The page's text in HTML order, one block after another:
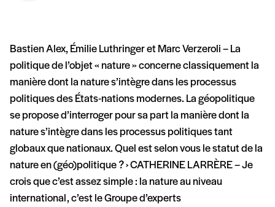
Bastien Alex, Émilie Luthringer et Marc Verzeroli – La
politique de l’objet « nature » concerne classiquement la
manière dont la nature s’intègre dans les processus
politiques des États-nations modernes. La géopolitique
se propose d’interroger pour sa part la manière dont la
nature s’intègre dans les processus politiques tant
globaux que nationaux. Quel est selon vous le statut de la
nature en (géo)politique ? › CATHERINE LARRÈRE – Je
crois que c’est assez simple : la nature au niveau
international, c’est le Groupe d’experts